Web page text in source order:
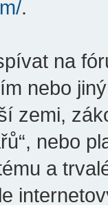
.
na
nebo
zemi,
nebo
a